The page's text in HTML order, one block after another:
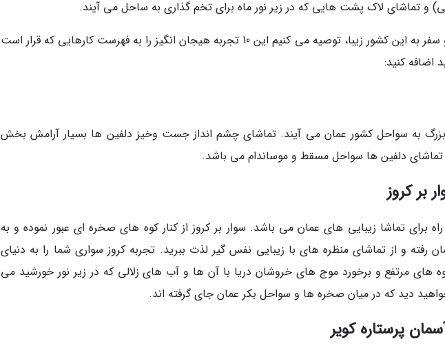
و تماشای لاک پشت هایی که در زیر نور ماه برای تخم گذاری به ساحل می آیند.
بعد از اخذ ویزای عمان و سفر به این کشور زیبا، توصیه می کنیم این 10 تجربه هیجان انگیز را به فهرست کارهایی که قرار است
اضافه کنید:
به سواحل کشور عمان می آیند. تماشای چشم انداز جست وخیز دلفین ها بسیار آرامش بخش
دلفین ها سواحل مسقط و موساندام می باشد.
بر کروز
برای تماشا زیبایی های عمان می باشد. سوار بر کروز از کنار کوه های صخره ای عبور نموده و به
رفته و از تماشای منظره های با زیبایی نفس گیر لذت ببرید. تجربه کروز سواری شما را به دنیای
های مرتفع و برخورد موج های خروشان دریا با آن ها و آب های زلالی که در زیر نور خورشید می
دید که در میان صخره ها و سواحل بکر عمان جای گرفته اند.
پرستاره کویر